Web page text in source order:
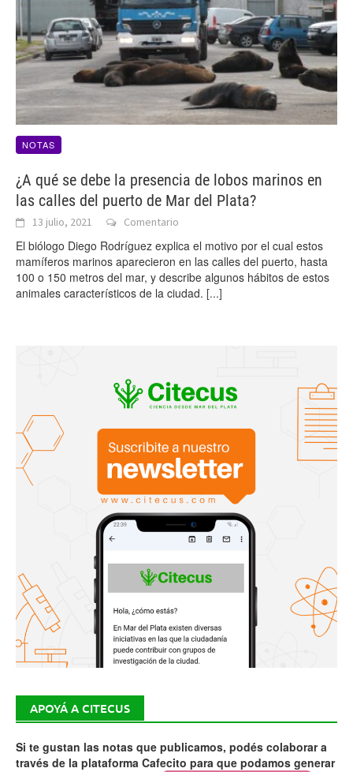
NOTAS
¿A qué se debe la presencia de lobos marinos en
las calles del puerto de Mar del Plata?
13 julio, 2021 Comentario
El biólogo Diego Rodríguez explica el motivo por el cual estos
mamíferos marinos aparecieron en las calles del puerto, hasta
100 o 150 metros del mar, y describe algunos hábitos de estos
animales característicos de la ciudad. [...]
APOYÁ A CITECUS
Si te gustan las notas que publicamos, podés colaborar a
través de la plataforma Cafecito para que podamos generar